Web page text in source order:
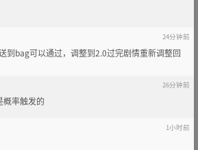
24分钟前
到bag可以通过，调整到2.0过完剧情重新调整回
26分钟前
概率触发的
1小时前